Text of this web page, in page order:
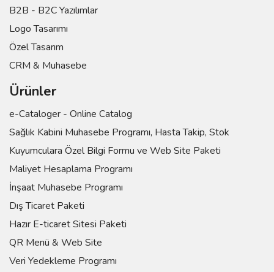
B2B - B2C Yazılımlar
Logo Tasarımı
Özel Tasarım
CRM & Muhasebe
Ürünler
e-Cataloger - Online Catalog
Sağlık Kabini Muhasebe Programı, Hasta Takip, Stok
Kuyumculara Özel Bilgi Formu ve Web Site Paketi
Maliyet Hesaplama Programı
İnşaat Muhasebe Programı
Dış Ticaret Paketi
Hazır E-ticaret Sitesi Paketi
QR Menü & Web Site
Veri Yedekleme Programı